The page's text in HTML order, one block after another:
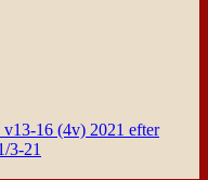
16 (4v) 2021 efter
3-21